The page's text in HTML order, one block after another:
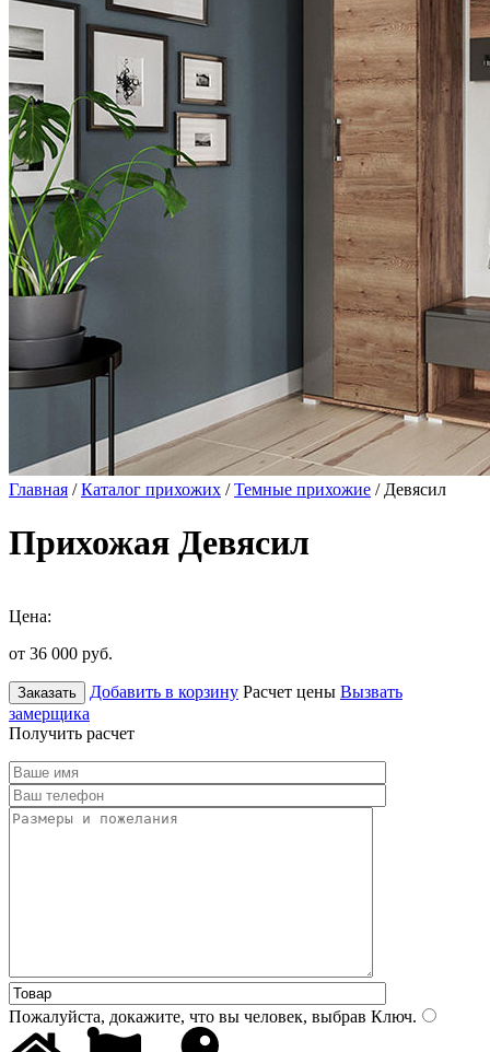
Главная /Каталог прихожих /Темные прихожие / Девясил
Прихожая Девясил
Цена:
от 36 000 руб.
Заказать Добавить в корзину Расчет цены Вызвать
замерщика
Получить расчет
Пожалуйста, докажите, что вы человек, выбрав Ключ.